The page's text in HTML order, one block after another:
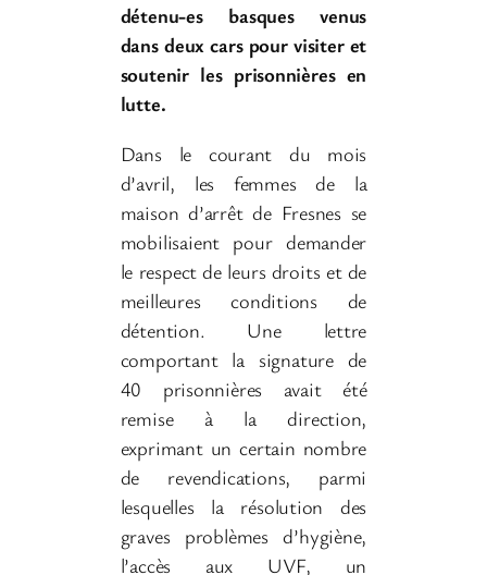
détenu-es basques venus
dans deux cars pour visiter et
soutenir les prisonnières en
lutte.
Dans le courant du mois
d’avril, les femmes de la
maison d’arrêt de Fresnes se
mobilisaient pour demander
le respect de leurs droits et de
meilleures conditions de
détention. Une lettre
comportant la signature de
40 prisonnières avait été
remise à la direction,
exprimant un certain nombre
de revendications, parmi
lesquelles la résolution des
graves problèmes d’hygiène,
l’accès aux UVF, un